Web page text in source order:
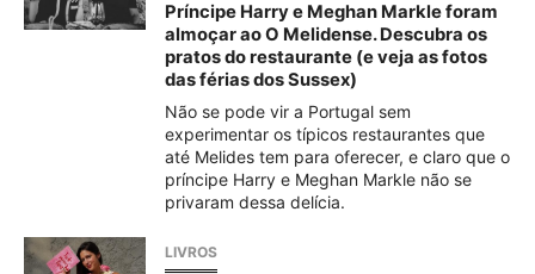
Príncipe Harry e Meghan Markle foram
almoçar ao O Melidense. Descubra os
pratos do restaurante (e veja as fotos
das férias dos Sussex)
Não se pode vir a Portugal sem
experimentar os típicos restaurantes que
até Melides tem para oferecer, e claro que o
príncipe Harry e Meghan Markle não se
privaram dessa delícia.
LIVROS